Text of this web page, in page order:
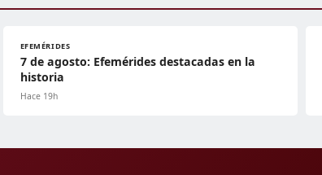
EFEMÉRIDES
7 de agosto: Efemérides destacadas en la
historia
Hace 19h